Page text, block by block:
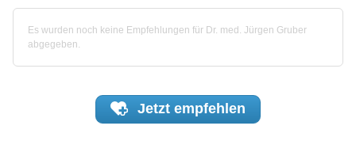
Es wurden noch keine Empfehlungen für Dr. med. Jürgen Gruber
abgegeben.
Jetzt empfehlen